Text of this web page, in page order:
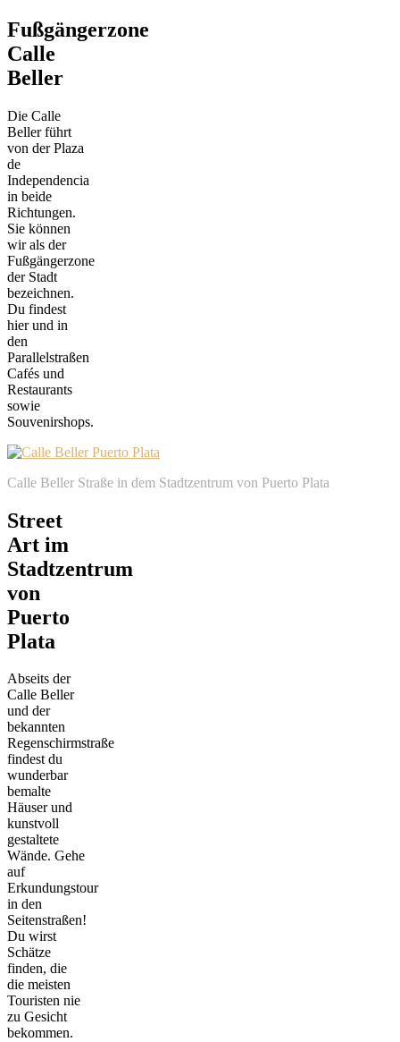
Fußgängerzone
Calle
Beller
Die Calle
Beller führt
von der Plaza
de
Independencia
in beide
Richtungen.
Sie können
wir als der
Fußgängerzone
der Stadt
bezeichnen.
Du findest
hier und in
den
Parallelstraßen
Cafés und
Restaurants
sowie
Souvenirshops.
Calle Beller Straße in dem Stadtzentrum von Puerto Plata
Street
Art im
Stadtzentrum
von
Puerto
Plata
Abseits der
Calle Beller
und der
bekannten
Regenschirmstraße
findest du
wunderbar
bemalte
Häuser und
kunstvoll
gestaltete
Wände. Gehe
auf
Erkundungstour
in den
Seitenstraßen!
Du wirst
Schätze
finden, die
die meisten
Touristen nie
zu Gesicht
bekommen.